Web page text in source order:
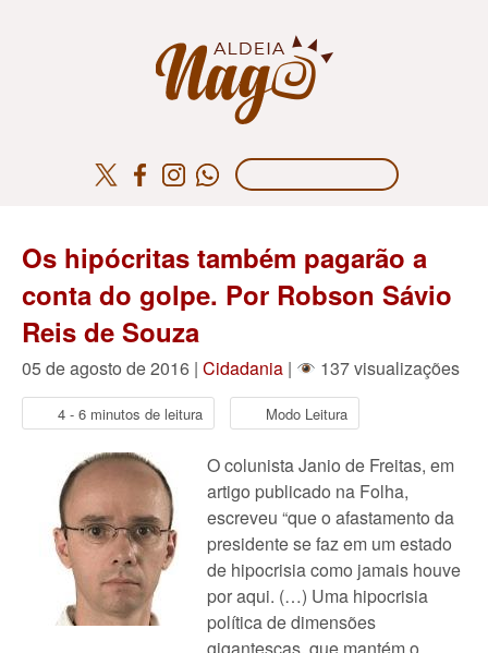
Os hipócritas também pagarão a
conta do golpe. Por Robson Sávio
Reis de Souza
05 de agosto de 2016 | Cidadania | 137 visualizações
4 - 6 minutos de leitura Modo Leitura
O colunista Janio de Freitas, em
artigo publicado na Folha,
escreveu “que o afastamento da
presidente se faz em um estado
de hipocrisia como jamais houve
por aqui. (…) Uma hipocrisia
política de dimensões